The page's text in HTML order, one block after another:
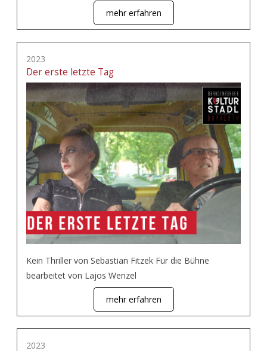
mehr erfahren
2023
Der erste letzte Tag
Kein Thriller von Sebastian Fitzek Für die Bühne
bearbeitet von Lajos Wenzel
mehr erfahren
2023